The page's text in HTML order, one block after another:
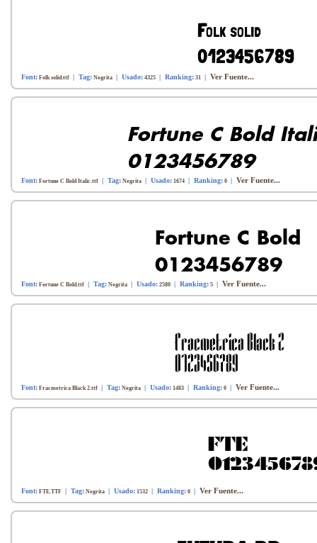
Font: Folk solid.ttf | Tag: Negrita | Usado: 4325 | Ranking: 31 | Ver Fuente...
Font: Fortune C Bold Italic.ttf | Tag: Negrita | Usado: 1674 | Ranking: 0 | Ver Fuente...
Font: Fortune C Bold.ttf | Tag: Negrita | Usado: 2580 | Ranking: 5 | Ver Fuente...
Font: Fracmetrica Black 2.ttf | Tag: Negrita | Usado: 1483 | Ranking: 0 | Ver Fuente...
Font: FTE.TTF | Tag: Negrita | Usado: 1532 | Ranking: 0 | Ver Fuente...